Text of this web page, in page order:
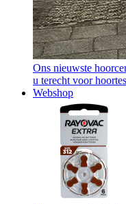
Ons nieuwste
u terecht voor
Webshop